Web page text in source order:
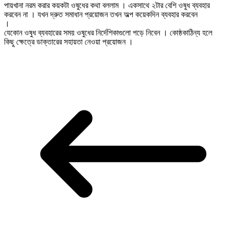
পায়খানা নরম করার কয়কটা ওষুধের কথা বললাম । একসাথে ২টার বেশি ওষুধ ব্যবহার
করবেন না । যখন দ্রুত সমাধান প্রয়োজন তখন অল্প কয়েকদিন ব্যবহার করবেন
।
যেকোন ওষুধ ব্যবহারের সময় ওষুধের নির্দেশিকাগুলো পড়ে নিবেন । কোষ্ঠকাঠিন্য হলে
কিছু ক্ষেত্রে ডাক্তারের সহায়তা নেওয়া প্রয়োজন ।